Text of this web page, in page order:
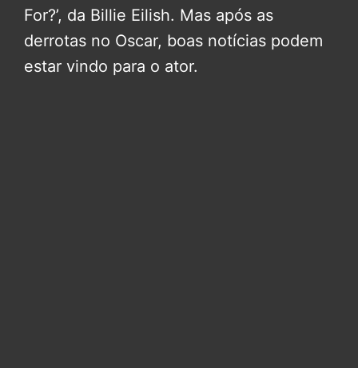
For?’, da Billie Eilish. Mas após as
derrotas no Oscar, boas notícias podem
estar vindo para o ator.